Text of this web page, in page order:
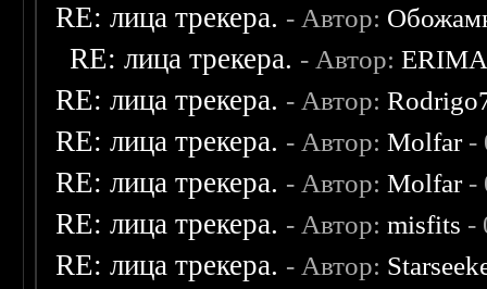
RE: лица трекера. - Автор:
RE: лица трекера. - Автор:
RE: лица трекера. - Автор:
RE: лица трекера. - Автор:Molfar-
RE: лица трекера. - Автор:Molfar-
RE: лица трекера. - Автор:misfits -
RE: лица трекера. - Автор: